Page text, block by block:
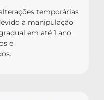
temporárias
à manipulação
em até 1 ano,
e